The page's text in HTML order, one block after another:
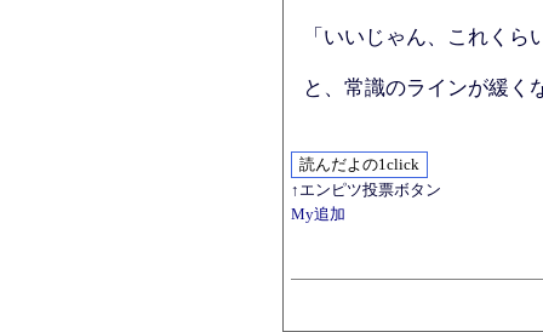
「いいじゃん、これくら
と、常識のラインが緩く
↑エンピツ投票ボタン
My追加